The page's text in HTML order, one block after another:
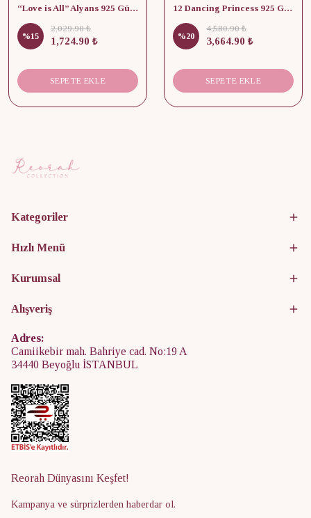
“Love is All” Alyans 925 Gümüş - Medium Beden
%15
2,029.90 ₺
1,724.90 ₺
SEPETE EKLE
12 Dancing Princess 925 Gümüş/ Kolye, Küpe ve Yüzük Set
%20
4,580.90 ₺
3,664.90 ₺
SEPETE EKLE
Kategoriler
Hızlı Menü
Kurumsal
Alışveriş
Adres:
Camiikebir mah. Bahriye cad. No:19 A
34440 Beyoğlu İSTANBUL
Reorah Dünyasını Keşfet!
Kampanya ve sürprizlerden haberdar ol.